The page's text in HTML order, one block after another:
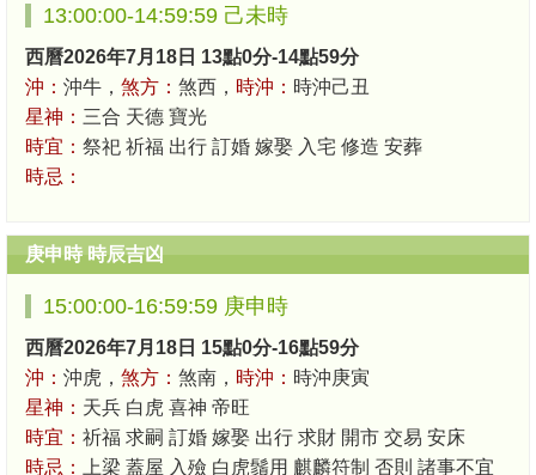
13:00:00-14:59:59 己未時
西曆2026年7月18日 13點0分-14點59分
沖： 沖牛， 煞方： 煞西， 時沖： 時沖己丑
星神： 三合 天德 寶光
時宜： 祭祀 祈福 出行 訂婚 嫁娶 入宅 修造 安葬
時忌：
庚申時 時辰吉凶
15:00:00-16:59:59 庚申時
西曆2026年7月18日 15點0分-16點59分
沖： 沖虎， 煞方： 煞南， 時沖： 時沖庚寅
星神： 天兵 白虎 喜神 帝旺
時宜： 祈福 求嗣 訂婚 嫁娶 出行 求財 開市 交易 安床
時忌：
上梁 蓋屋 入殮 白虎鬚用 麒麟符制 否則 諸事不宜